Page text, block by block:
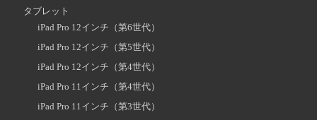
タブレット
iPad Pro 12インチ（第6世代）
iPad Pro 12インチ（第5世代）
iPad Pro 12インチ（第4世代）
iPad Pro 11インチ（第4世代）
iPad Pro 11インチ（第3世代）